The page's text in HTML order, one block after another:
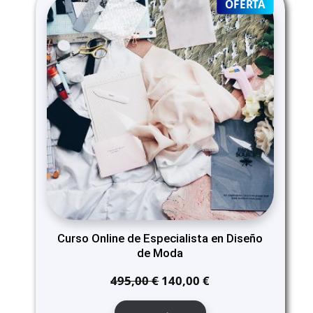
OFERTA
ON
SALE
Curso Online de Especialista en Diseño
de Moda
495,00€ El
precio
140,00€El